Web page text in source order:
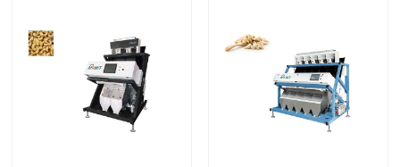
Tham quan nhà máy
Kiểm soát chất lượng